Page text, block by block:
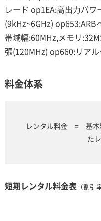
レード op1EA:高出力パ
(9kHz~6GHz) op653:ARB
帯域幅:60MHz,メモリ
張(120MHz) op660:リア
料金体系
レンタル料金 = 基
た
短期レンタル料金表 （割引